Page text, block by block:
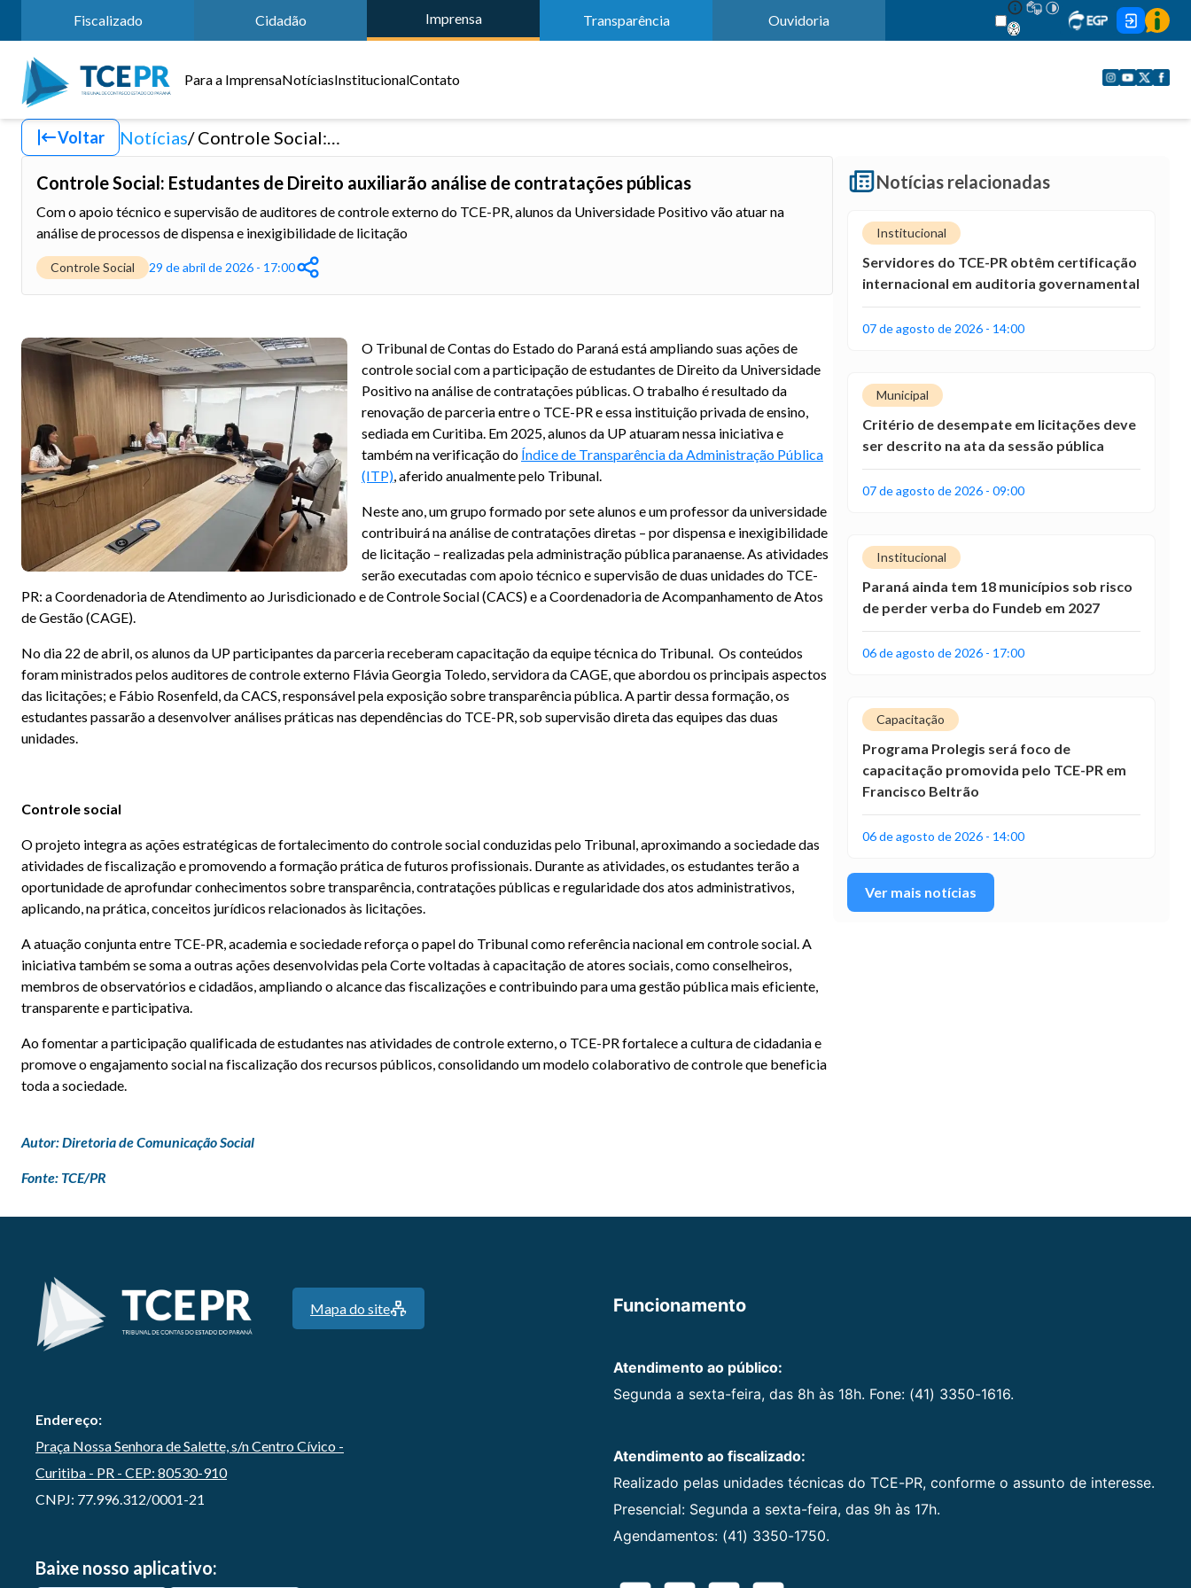
Fiscalizado Cidadão Imprensa Transparência Ouvidoria
Para a ImprensaNotíciasInstitucionalContato
Voltar Notícias Controle Social: Estudantes de Direito auxiliarão análise de contratações públicas
Controle Social: Estudantes de Direito auxiliarão análise de contratações públicas
Com o apoio técnico e supervisão de auditores de controle externo do TCE-PR, alunos da Universidade Positivo vão atuar na
análise de processos de dispensa e inexigibilidade de licitação
Controle Social 29 de abril de 2026 - 17:00
O Tribunal de Contas do Estado do Paraná está ampliando suas ações de
controle social com a participação de estudantes de Direito da Universidade
Positivo na análise de contratações públicas. O trabalho é resultado da
renovação de parceria entre o TCE-PR e essa instituição privada de ensino,
sediada em Curitiba. Em 2025, alunos da UP atuaram nessa iniciativa e
também na verificação do Índice de Transparência da Administração Pública
(ITP), aferido anualmente pelo Tribunal.
Neste ano, um grupo formado por sete alunos e um professor da universidade
contribuirá na análise de contratações diretas – por dispensa e inexigibilidade
de licitação – realizadas pela administração pública paranaense. As atividades
serão executadas com apoio técnico e supervisão de duas unidades do TCE-
PR: a Coordenadoria de Atendimento ao Jurisdicionado e de Controle Social (CACS) e a Coordenadoria de Acompanhamento de Atos
de Gestão (CAGE).
No dia 22 de abril, os alunos da UP participantes da parceria receberam capacitação da equipe técnica do Tribunal. Os conteúdos
foram ministrados pelos auditores de controle externo Flávia Georgia Toledo, servidora da CAGE, que abordou os principais aspectos
das licitações; e Fábio Rosenfeld, da CACS, responsável pela exposição sobre transparência pública. A partir dessa formação, os
estudantes passarão a desenvolver análises práticas nas dependências do TCE-PR, sob supervisão direta das equipes das duas
unidades.
Controle social
O projeto integra as ações estratégicas de fortalecimento do controle social conduzidas pelo Tribunal, aproximando a sociedade das
atividades de fiscalização e promovendo a formação prática de futuros profissionais. Durante as atividades, os estudantes terão a
oportunidade de aprofundar conhecimentos sobre transparência, contratações públicas e regularidade dos atos administrativos,
aplicando, na prática, conceitos jurídicos relacionados às licitações.
A atuação conjunta entre TCE-PR, academia e sociedade reforça o papel do Tribunal como referência nacional em controle social. A
iniciativa também se soma a outras ações desenvolvidas pela Corte voltadas à capacitação de atores sociais, como conselheiros,
membros de observatórios e cidadãos, ampliando o alcance das fiscalizações e contribuindo para uma gestão pública mais eficiente,
transparente e participativa.
Ao fomentar a participação qualificada de estudantes nas atividades de controle externo, o TCE-PR fortalece a cultura de cidadania e
promove o engajamento social na fiscalização dos recursos públicos, consolidando um modelo colaborativo de controle que beneficia
toda a sociedade.
Autor: Diretoria de Comunicação Social
Fonte: TCE/PR
Notícias relacionadas
Institucional
Servidores do TCE-PR obtêm certificação
internacional em auditoria governamental
07 de agosto de 2026 - 14:00
Municipal
Critério de desempate em licitações deve
ser descrito na ata da sessão pública
07 de agosto de 2026 - 09:00
Institucional
Paraná ainda tem 18 municípios sob risco
de perder verba do Fundeb em 2027
06 de agosto de 2026 - 17:00
Capacitação
Programa Prolegis será foco de
capacitação promovida pelo TCE-PR em
Francisco Beltrão
06 de agosto de 2026 - 14:00
Ver mais notícias
Mapa do site
Endereço:
Praça Nossa Senhora de Salette, s/n Centro Cívico -
Curitiba - PR - CEP: 80530-910
CNPJ: 77.996.312/0001-21
Baixe nosso aplicativo:
Funcionamento
Atendimento ao público:
Segunda a sexta-feira, das 8h às 18h. Fone: (41) 3350-1616.
Atendimento ao fiscalizado:
Realizado pelas unidades técnicas do TCE-PR, conforme o assunto de interesse.
Presencial: Segunda a sexta-feira, das 9h às 17h.
Agendamentos: (41) 3350-1750.